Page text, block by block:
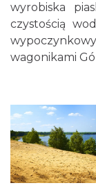
wyrobiska
czystością
wagonikami